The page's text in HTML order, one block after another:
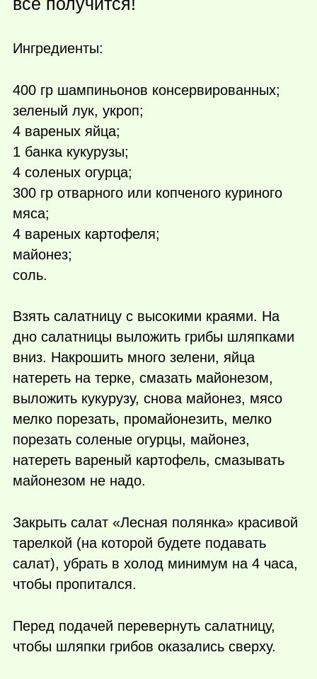
Ингредиенты:
400 гр шампиньонов консервированных;
зеленый лук, укроп;
4 вареных яйца;
1 банка кукурузы;
4 соленых огурца;
300 гр отварного или копченого куриного
мяса;
4 вареных картофеля;
майонез;
соль.
Взять салатницу с высокими краями. На
дно салатницы выложить грибы шляпками
вниз. Накрошить много зелени, яйца
натереть на терке, смазать майонезом,
выложить кукурузу, снова майонез, мясо
мелко порезать, промайонезить, мелко
порезать соленые огурцы, майонез,
натереть вареный картофель, смазывать
майонезом не надо.
Закрыть салат «Лесная полянка» красивой
тарелкой (на которой будете подавать
салат), убрать в холод минимум на 4 часа,
чтобы пропитался.
Перед подачей перевернуть салатницу,
чтобы шляпки грибов оказались сверху.